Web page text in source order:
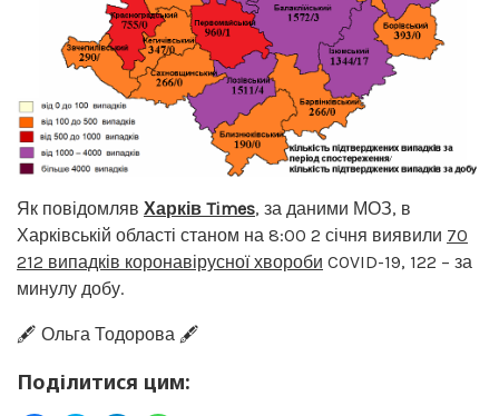
Як повідомляв Харків Times, за даними МОЗ, в
Харківській області станом на 8:00 2 січня виявили 70
212 випадків коронавірусної хвороби COVID-19, 122 – за
минулу добу.
🖋️ Ольга Тодорова 🖋️
Поділитися цим: